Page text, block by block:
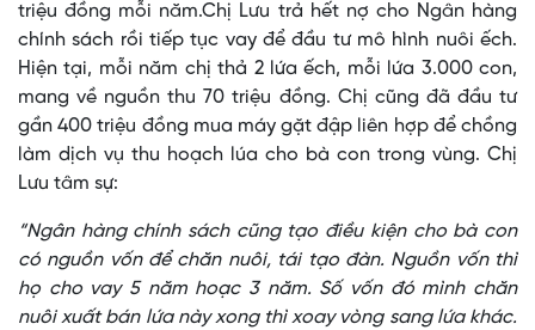
triệu đồng mỗi năm.Chị Lưu trả hết nợ cho Ngân hàng
chính sách rồi tiếp tục vay để đầu tư mô hình nuôi ếch.
Hiện tại, mỗi năm chị thả 2 lứa ếch, mỗi lứa 3.000 con,
mang về nguồn thu 70 triệu đồng. Chị cũng đã đầu tư
gần 400 triệu đồng mua máy gặt đập liên hợp để chồng
làm dịch vụ thu hoạch lúa cho bà con trong vùng. Chị
Lưu tâm sự:
“Ngân hàng chính sách cũng tạo điều kiện cho bà con
có nguồn vốn để chăn nuôi, tái tạo đàn. Nguồn vốn thì
họ cho vay 5 năm hoạc 3 năm. Số vốn đó mình chăn
nuôi xuất bán lứa này xong thì xoay vòng sang lứa khác.